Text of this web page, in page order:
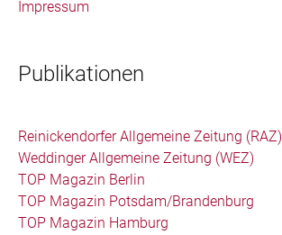
Impressum
Publikationen
Reinickendorfer Allgemeine Zeitung (RAZ)
Weddinger Allgemeine Zeitung (WEZ)
TOP Magazin Berlin
TOP Magazin Potsdam/Brandenburg
TOP Magazin Hamburg